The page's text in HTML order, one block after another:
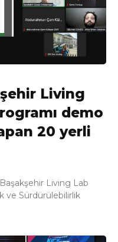
Living
demo
20 yerli
Living Lab
ve Sürdürülebilirlik